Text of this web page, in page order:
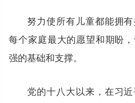
努力使所有儿童都能拥
每个家庭最大的愿望和期盼
强的基础和支撑。
党的十八大以来，在习